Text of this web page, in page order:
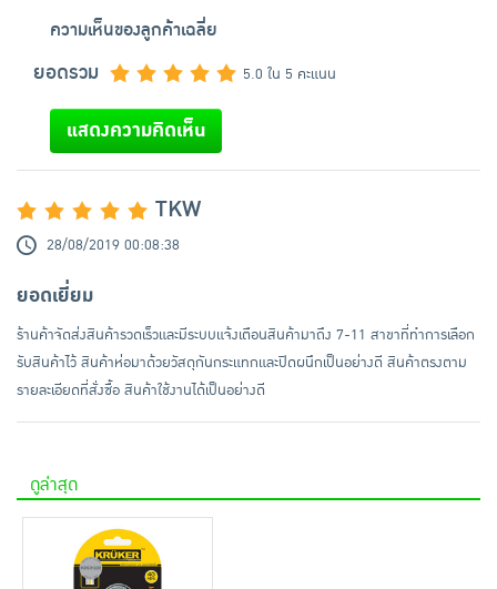
ความเห็นของลูกค้าเฉลี่ย
ยอดรวม 5.0 ใน 5 คะแนน
แสดงความคิดเห็น
TKW
28/08/2019 00:08:38
ยอดเยี่ยม
ร้านค้าจัดส่งสินค้ารวดเร็วและมีระบบแจ้งเตือนสินค้ามาถึง 7-11 สาขาที่ทำการเลือก
รับสินค้าไว้ สินค้าห่อมาด้วยวัสดุกันกระแทกและปิดผนึกเป็นอย่างดี สินค้าตรงตาม
รายละเอียดที่สั่งซื้อ สินค้าใช้งานได้เป็นอย่างดี
ดูล่าสุด